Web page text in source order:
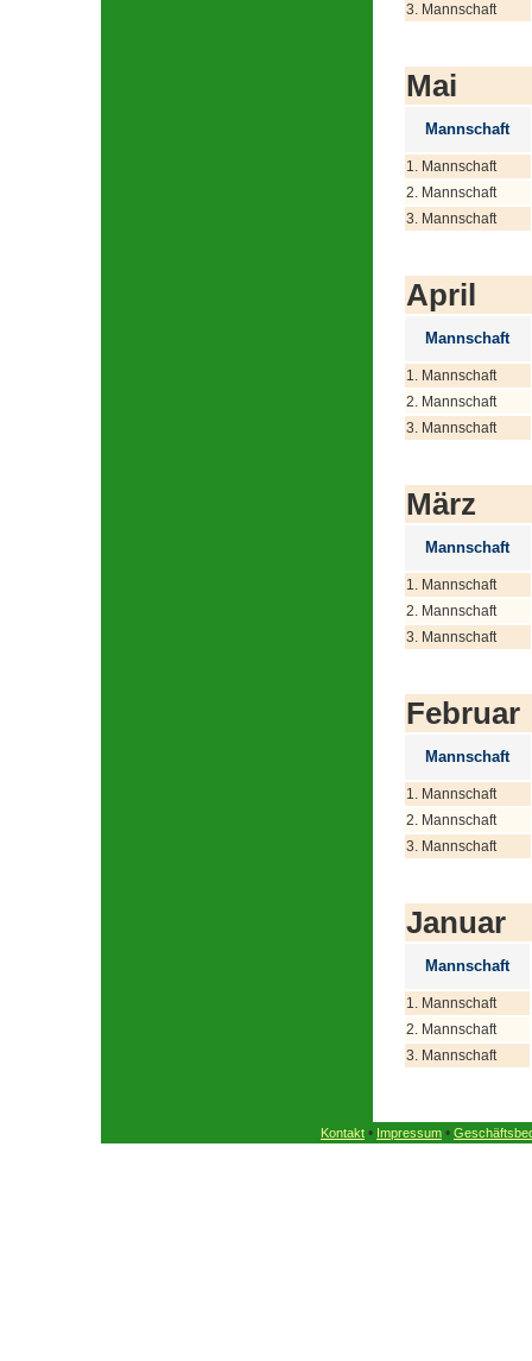
3. Mannschaft
Mai
Mannschaft
1. Mannschaft
2. Mannschaft
3. Mannschaft
April
Mannschaft
1. Mannschaft
2. Mannschaft
3. Mannschaft
März
Mannschaft
1. Mannschaft
2. Mannschaft
3. Mannschaft
Februar
Mannschaft
1. Mannschaft
2. Mannschaft
3. Mannschaft
Januar
Mannschaft
1. Mannschaft
2. Mannschaft
3. Mannschaft
Kontakt • Impressum •